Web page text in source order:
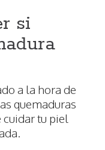
si
a la hora de
quemaduras
cuidar tu piel